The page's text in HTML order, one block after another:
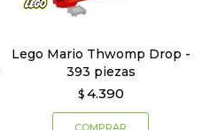
Lego Mario Thwomp Drop -
393 piezas
$ 4.390